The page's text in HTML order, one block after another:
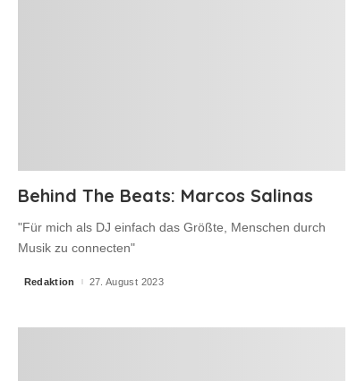
Behind The Beats: Marcos Salinas
"Für mich als DJ einfach das Größte, Menschen durch
Musik zu connecten"
Posted
Redaktion 27. August 2023